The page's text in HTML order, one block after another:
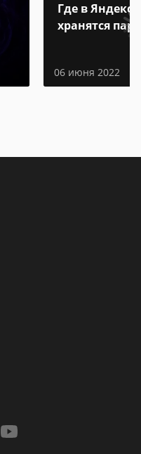
Где в Яндекс
хранятся
06 июня 2022